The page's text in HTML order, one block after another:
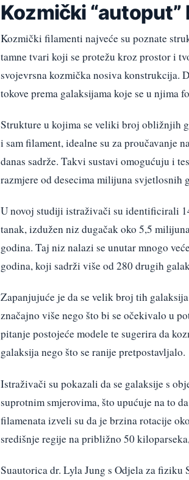
Kozmički “autoput”
Kozmički filamenti najveće su poznate
tamne tvari koji se protežu kroz prostor i
svojevrsna kozmička nosiva konstrukcija.
tokove prema galaksijama koje se u njima
Strukture u kojima se veliki broj obližnjih
i sam filament, idealne su za proučavanje
danas sadrže. Takvi sustavi omogućuju i
razmjere od desecima milijuna svjetlosnih
U novoj studiji istraživači su identificirali
tanak, izdužen niz dugačak oko 5,5
godina. Taj niz nalazi se unutar mnogo
godina, koji sadrži više od 280 drugih
Zapanjujuće je da se velik broj tih
značajno više nego što bi se očekivalo u
pitanje postojeće modele te sugerira da
galaksija nego što se ranije pretpostavljalo.
Istraživači su pokazali da se galaksije s
suprotnim smjerovima, što upućuje na to
filamenata izveli su da je brzina rotacije
središnje regije na približno 50
Suautorica dr. Lyla Jung s Odjela za